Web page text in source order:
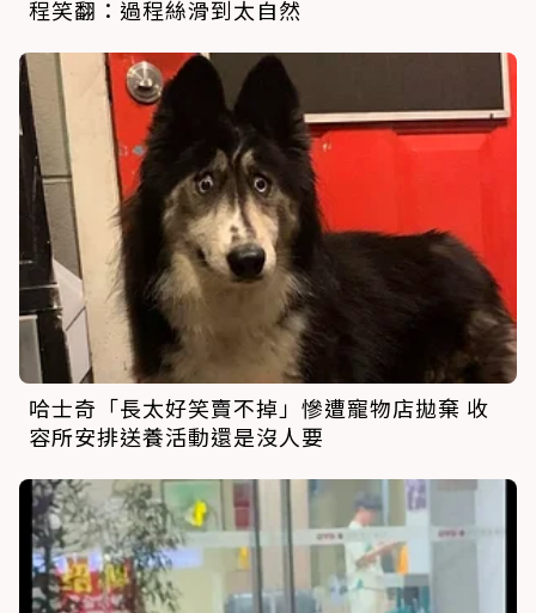
程笑翻：過程絲滑到太自然
哈士奇「長太好笑賣不掉」慘遭寵物店拋棄 收
容所安排送養活動還是沒人要